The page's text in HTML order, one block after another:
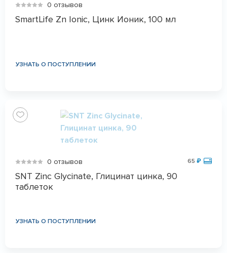
0 отзывов
SmartLife Zn Ionic, Цинк Ионик, 100 мл
УЗНАТЬ О ПОСТУПЛЕНИИ
0 отзывов 65 ₽
SNT Zinc Glycinate, Глицинат цинка, 90
таблеток
УЗНАТЬ О ПОСТУПЛЕНИИ